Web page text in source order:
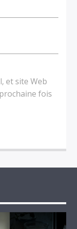
et site Web
fois